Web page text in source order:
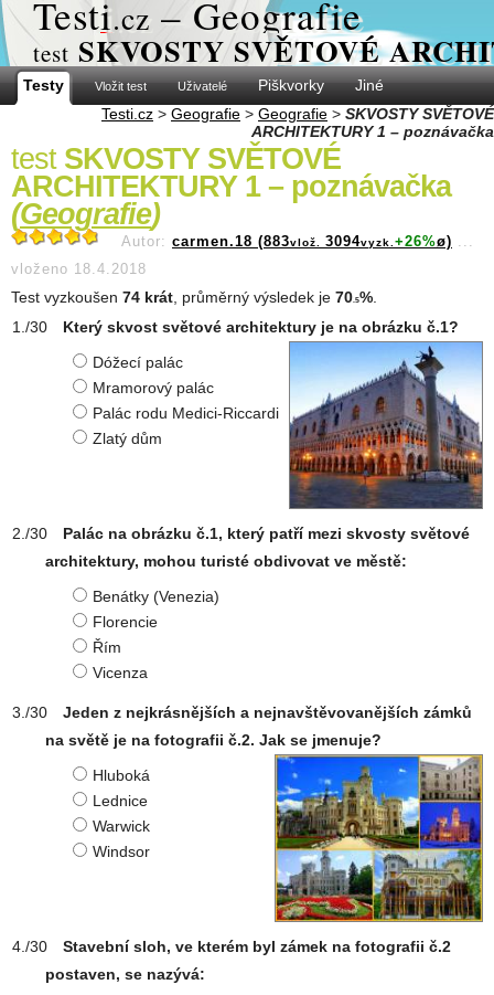
Testi.cz – Geografie
test SKVOSTY SVĚTOVÉ
Testy Vložit test Uživatelé Piškvorky
Jiné
Testi.cz > Geografie > Geografie > SKVOSTY SVĚTOVÉ
ARCHITEKTURY 1 – poznávačka
test SKVOSTY SVĚTOVÉ
ARCHITEKTURY 1 – poznávačka
(Geografie)
Autor: carmen.18 (883vlož. 3094vyzk. +26%ø) ...
vloženo 18.4.2018
Test vyzkoušen 74 krát , průměrný výsledek je 70 .5%
Který skvost světové architektury je na obrázku č.1?
Dóžecí palác
Mramorový palác
Palác rodu Medici-Riccardi
Zlatý dům
Palác na obrázku č.1, který patří mezi skvosty světové
architektury, mohou turisté obdivovat ve městě:
Benátky (Venezia)
Florencie
Řím
Vicenza
Jeden z nejkrásnějších a nejnavštěvovanějších zámků
na světě je na fotografii č.2. Jak se jmenuje?
Hluboká
Lednice
Warwick
Windsor
Stavební sloh, ve kterém byl zámek na fotografii č.2
postaven, se nazývá: